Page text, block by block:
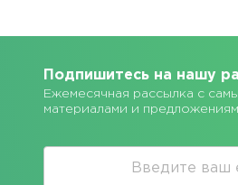
Подпишитесь на нашу
Ежемесячная рассылка с
материалами и